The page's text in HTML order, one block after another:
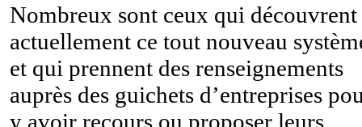
Nombreux sont ceux qui découvrent
actuellement ce tout nouveau
et qui prennent des renseignements
auprès des guichets d’entreprises
y avoir recours ou proposer leurs